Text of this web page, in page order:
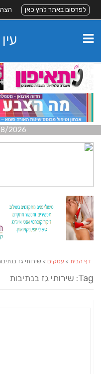
לפרסום באתר לחץ כאן
01:29 01
דף הבית > עסקים > שירותי גז
Tag: שירותי גז בנתיבות